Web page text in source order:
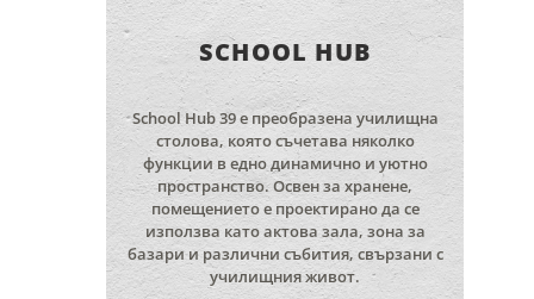
SCHOOL HUB
School Hub 39 е преобразена училищна
столова, която съчетава няколко
функции в едно динамично и уютно
пространство. Освен за хранене,
помещението е проектирано да се
използва като актова зала, зона за
базари и различни събития, свързани с
училищния живот.